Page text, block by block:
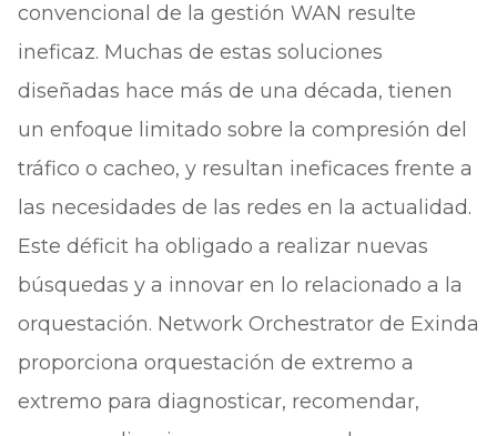
convencional de la gestión WAN resulte
ineficaz. Muchas de estas soluciones
diseñadas hace más de una década, tienen
un enfoque limitado sobre la compresión del
tráfico o cacheo, y resultan ineficaces frente a
las necesidades de las redes en la actualidad.
Este déficit ha obligado a realizar nuevas
búsquedas y a innovar en lo relacionado a la
orquestación. Network Orchestrator de Exinda
proporciona orquestación de extremo a
extremo para diagnosticar, recomendar,